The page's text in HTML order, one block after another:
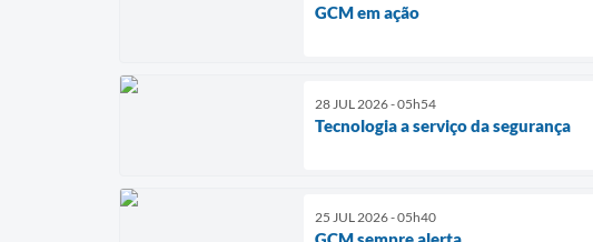
GCM em ação
28 JUL 2026 - 05h54
Tecnologia a serviço da segurança
25 JUL 2026 - 05h40